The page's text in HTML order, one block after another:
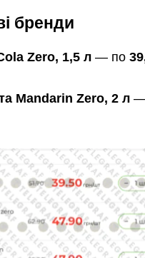
бренди
Zero, 1,5 л — по
Mandarin Zero, 2 л —